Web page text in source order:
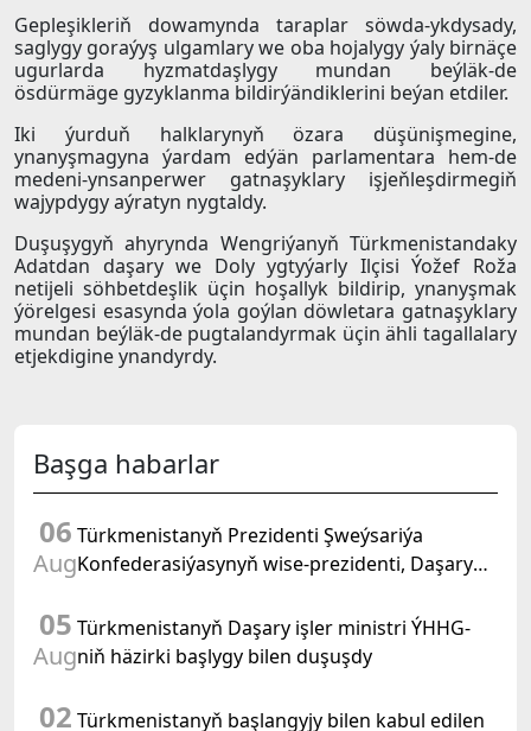
Gepleşikleriň dowamynda taraplar söwda-ykdysady,
saglygy goraýyş ulgamlary we oba hojalygy ýaly birnäçe
ugurlarda hyzmatdaşlygy mundan beýläk-de
ösdürmäge gyzyklanma bildirýändiklerini beýan etdiler.
Iki ýurduň halklarynyň özara düşünişmegine,
ynanyşmagyna ýardam edýän parlamentara hem-de
medeni-ynsanperwer gatnaşyklary işjeňleşdirmegiň
wajypdygy aýratyn nygtaldy.
Duşuşygyň ahyrynda Wengriýanyň Türkmenistandaky
Adatdan daşary we Doly ygtyýarly Ilçisi Ýožef Roža
netijeli söhbetdeşlik üçin hoşallyk bildirip, ynanyşmak
ýörelgesi esasynda ýola goýlan döwletara gatnaşyklary
mundan beýläk-de pugtalandyrmak üçin ähli tagallalary
etjekdigine ynandyrdy.
Başga habarlar
06
Aug
Türkmenistanyň Prezidenti Şweýsariýa
Konfederasiýasynyň wise-prezidenti, Daşary
etdi
05
Aug
Türkmenistanyň Daşary işler ministri ÝHHG-
niň häzirki başlygy bilen duşuşdy
02 Türkmenistanyň başlangyjy bilen kabul edilen